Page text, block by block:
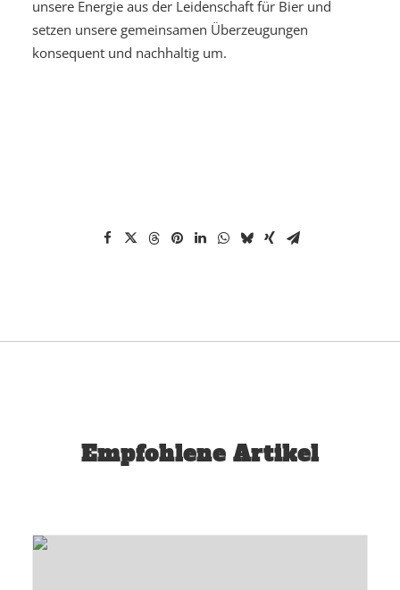
unsere Energie aus der Leidenschaft für Bier und
setzen unsere gemeinsamen Überzeugungen
konsequent und nachhaltig um.
Empfohlene Artikel